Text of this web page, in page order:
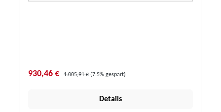
930,46 € 1.005,91 € (7.5% gespart)
Details